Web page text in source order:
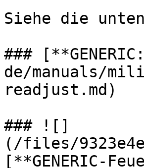
Siehe die
###
de/manuals/
readjust.md)
### ![]
(/files/
[**GENERIC-